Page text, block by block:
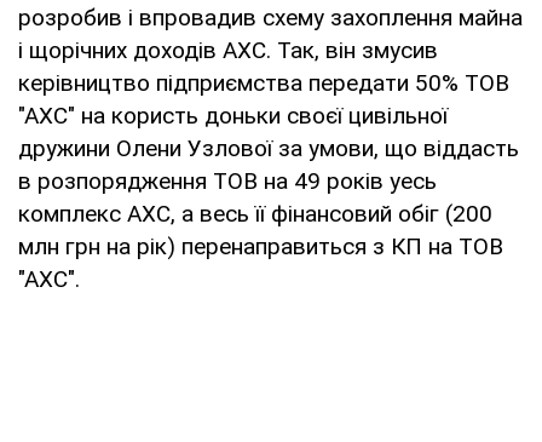
розробив і впровадив схему захоплення майна
і щорічних доходів АХС. Так, він змусив
керівництво підприємства передати 50% ТОВ
"АХС" на користь доньки своєї цивільної
дружини Олени Узлової за умови, що віддасть
в розпорядження ТОВ на 49 років уесь
комплекс АХС, а весь її фінансовий обіг (200
млн грн на рік) перенаправиться з КП на ТОВ
"АХС".